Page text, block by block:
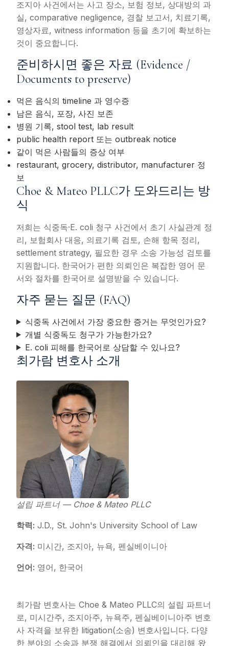
조지아 사건에서는 사고 장소, 보험 정보, 상대방의 과
실, comparative negligence, 경찰 보고서, 치료기록,
영상자료, witness information 등을 초기에 확보하는
것이 중요합니다.
준비하시면 좋은 자료 (Evidence /
Documents to preserve)
먹은 음식의 timeline 과 영수증
남은 음식, 포장, 사진 보존
병원 기록, stool test, lab result
public health report 또는 outbreak notice
같이 먹은 사람들의 증상 여부
restaurant, grocery, distributor, manufacturer 정
보
Choe & Mateo PLLC가 도와드리는 방
식
저희는 식중독·E. coli 청구 사건에서 초기 사실관계 정
리, 보험회사 대응, 의료기록 검토, 손해 항목 정리,
settlement strategy, 필요한 경우 소송 가능성 검토를
지원합니다. 한국어가 편한 의뢰인은 복잡한 영어 문
서와 절차를 한국어로 설명받을 수 있습니다.
자주 묻는 질문 (FAQ)
식중독 사건에서 가장 중요한 증거는 무엇인가요?
개별 식중독도 청구가 가능한가요?
E. coli 피해를 한국어로 상담할 수 있나요?
최가람 변호사 소개
설립 파트너 — Choe & Mateo PLLC
학력: J.D., St. John's University School of Law
자격: 미시간, 조지아, 뉴욕, 펜실베이니아
언어: 영어, 한국어
최가람 변호사는 Choe & Mateo PLLC의 설립 파트너
로, 미시간주, 조지아주, 뉴욕주, 펜실베이니아주 변호
사 자격을 보유한 litigation(소송) 변호사입니다. 다양
한 분야의 소송과 분쟁 해결에서 의뢰인을 대리해 왔